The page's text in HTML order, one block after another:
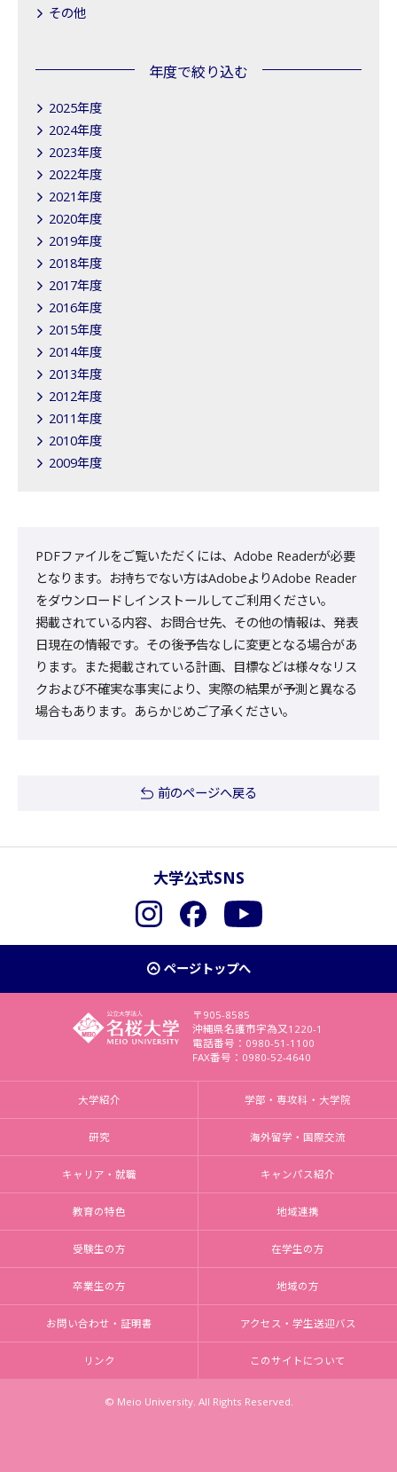
その他
年度で絞り込む
2025年度
2024年度
2023年度
2022年度
2021年度
2020年度
2019年度
2018年度
2017年度
2016年度
2015年度
2014年度
2013年度
2012年度
2011年度
2010年度
2009年度
PDFファイルをご覧いただくには、Adobe Readerが必要
となります。お持ちでない方はAdobeよりAdobe Reader
をダウンロードしインストールしてご利用ください。
掲載されている内容、お問合せ先、その他の情報は、発表
日現在の情報です。その後予告なしに変更となる場合があ
ります。また掲載されている計画、目標などは様々なリス
クおよび不確実な事実により、実際の結果が予測と異なる
場合もあります。あらかじめご了承ください。
前のページへ戻る
大学公式SNS
InstagramFacebookYouTube
ページトップへ
〒905-8585
沖縄県名護市字為又1220-1
電話番号：0980-51-1100
FAX番号：0980-52-4640
大学紹介 学部・専攻科・大学院
研究 海外留学・国際交流
キャリア・就職 キャンパス紹介
教育の特色 地域連携
受験生の方 在学生の方
卒業生の方 地域の方
お問い合わせ・証明書 アクセス・学生送迎バス
リンク このサイトについて
© Meio University. All Rights Reserved.